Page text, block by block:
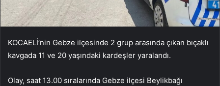
KOCAELİ’nin Gebze ilçesinde 2 grup arasında çıkan bıçaklı
kavgada 11 ve 20 yaşındaki kardeşler yaralandı.
Olay, saat 13.00 sıralarında Gebze ilçesi Beylikbağı